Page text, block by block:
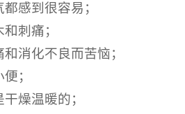
感到很容易；
刺痛；
消化不良而苦恼；
；
燥温暖的；